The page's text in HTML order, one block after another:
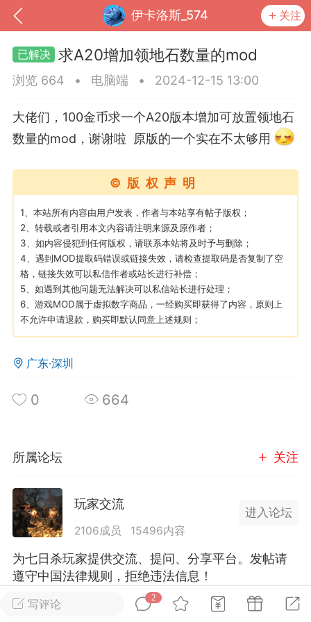
伊卡洛斯_574 关注
我的钱包 道具 排行榜
MOD下载 攻略教程 联机招募
02-10 15:45
卖挂
禁止发布联机可用的作弊模组，
单机辅助引流私下售卖服务器外挂！
作弊模组在联机服务器使用,为了维护游
模组的发布行为：1. *...
汉
72 2.23w
大人
Lv.8
写评论
2
求A20增加领地石数量的mod
浏览 664 • 电脑端 • 2024-12-15 13:00
大佬们，100金币求一个A20版本增加可放置领地石
数量的mod，谢谢啦 原版的一个实在不太够用
©版权声明
1、本站所有内容由用户发表，作者与本站享有帖子版权；
2、转载或者引用本文内容请注明来源及原作者；
3、如内容侵犯到任何版权，请联系本站将及时予与删除；
4、遇到MOD提取码错误或链接失效，请检查提取码是否复制了空
格，链接失效可以私信作者或站长进行补偿；
5、如遇到其他问题无法解决可以私信站长进行处理；
6、游戏MOD属于虚拟数字商品，一经购买即获得了内容，原则上
不允许申请退款，购买即默认同意上述规则；
广东·深圳
0 664
所属论坛 关注
玩家交流
2106成员 15496内容
进入论坛
为七日杀玩家提供交流、提问、分享平台。发帖请
遵守中国法律规则，拒绝违法信息！
正序